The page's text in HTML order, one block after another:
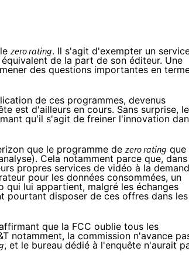
zero rating. Il s'agit d'exempter un
de la part de son éditeur. Une
des questions importantes en
de ces programmes, devenus
est d'ailleurs en cours. Sans surprise, le
qu'il s'agit de freiner l'innovation
que le programme de zero rating que
). Cela notamment parce que,
propres services de vidéo à la
pour les données consommées, un
lui appartient, malgré les échanges
pourtant disposer de ces offres dans les
que la FCC oublie tous les
notamment, la commission n'avance
, et le bureau dédié à l'enquête n'aurait